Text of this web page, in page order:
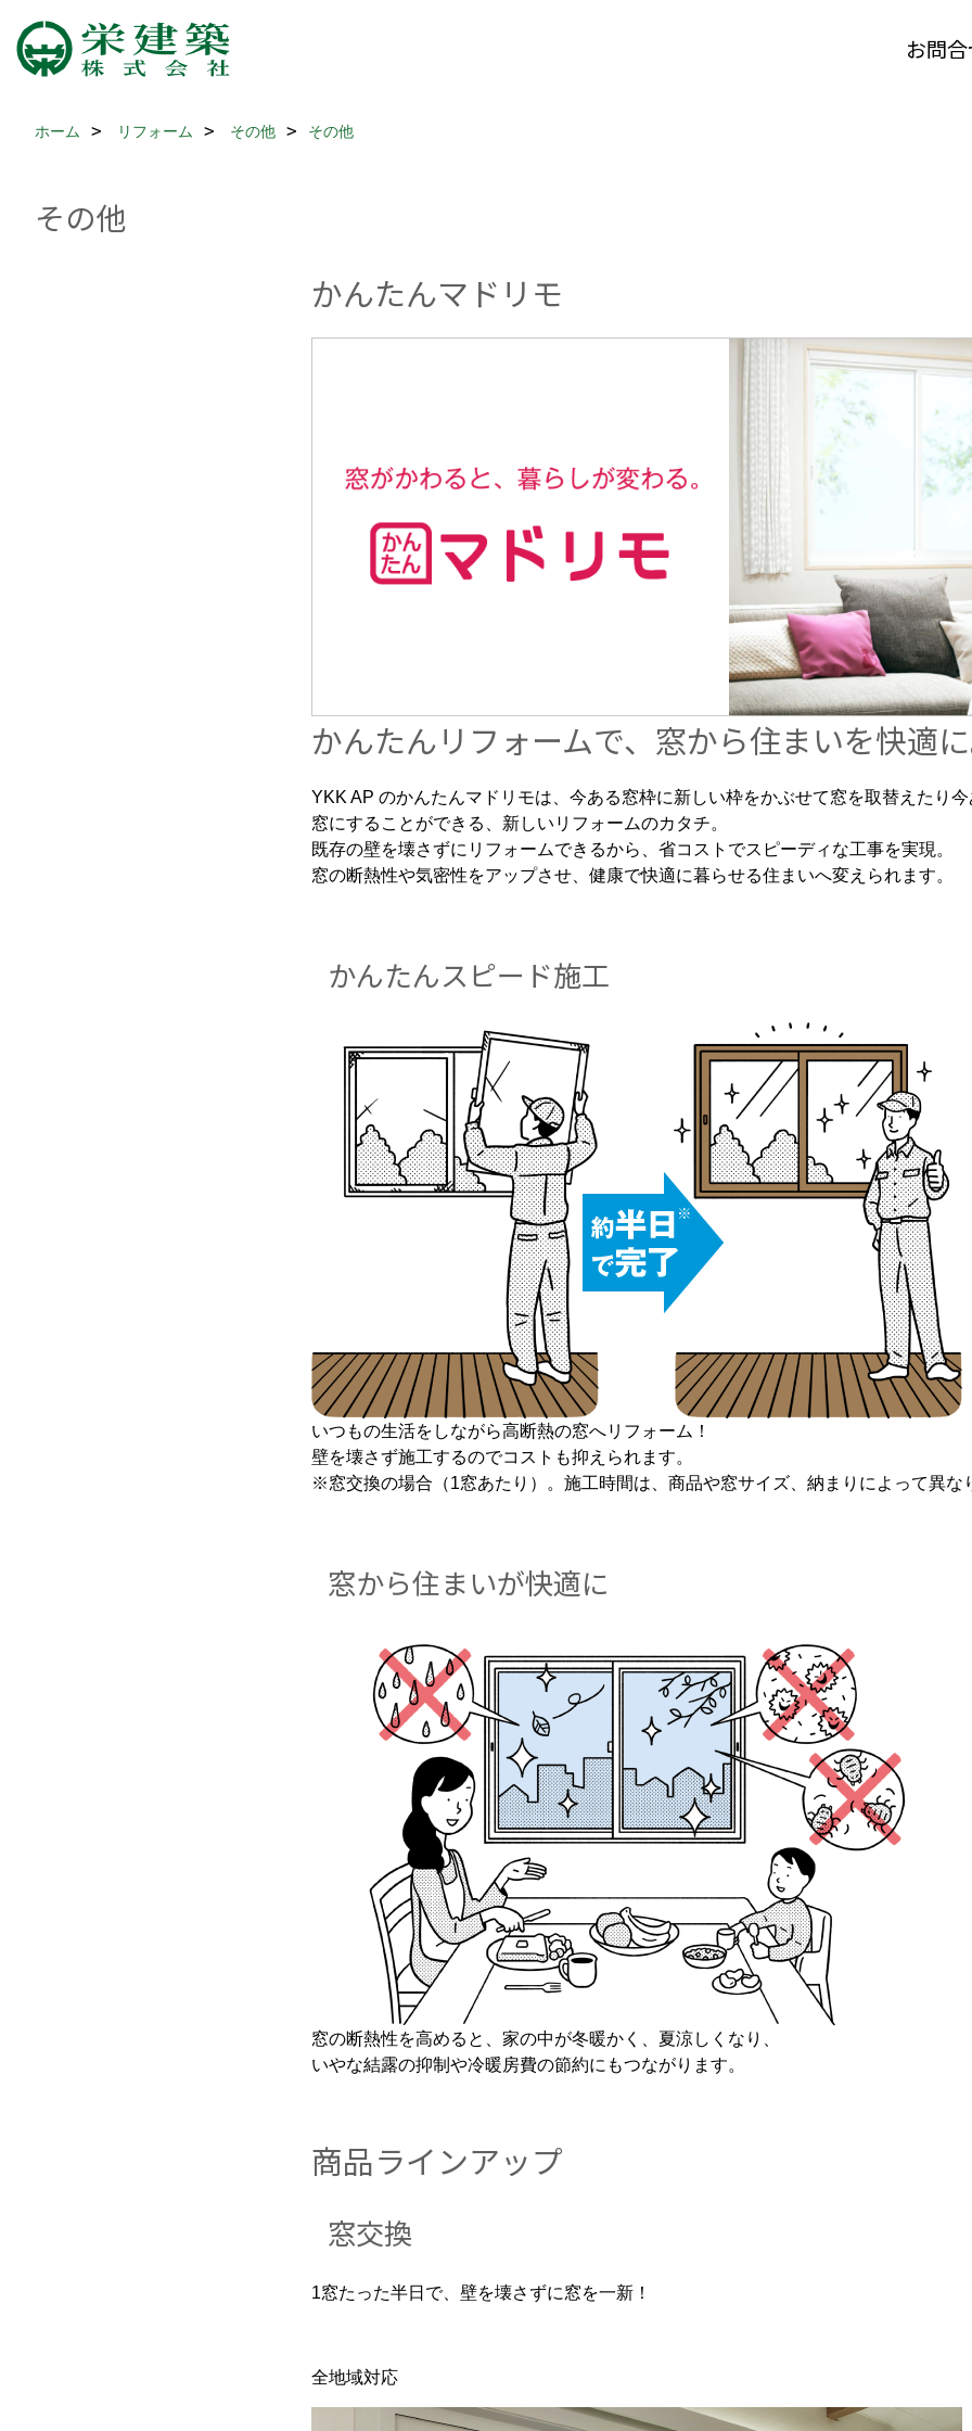
お問
ホーム リフォーム その他 その他
その他
かんたんマドリモ
かんたんリフォームで、窓から住まいを快適
YKK AP のかんたんマドリモは、今ある窓枠に新しい枠をかぶせて窓を取替えたり
窓にすることができる、新しいリフォームのカタチ。
既存の壁を壊さずにリフォームできるから、省コストでスピーディな工事を実現。
窓の断熱性や気密性をアップさせ、健康で快適に暮らせる住まいへ変えられます。
かんたんスピード施工
いつもの生活をしながら高断熱の窓へリフォーム！
壁を壊さず施工するのでコストも抑えられます。
※窓交換の場合（1窓あたり）。施工時間は、商品や窓サイズ、納まりによって異な
窓から住まいが快適に
窓の断熱性を高めると、家の中が冬暖かく、夏涼しくなり、
いやな結露の抑制や冷暖房費の節約にもつながります。
商品ラインアップ
窓交換
1窓たった半日で、壁を壊さずに窓を一新！
全地域対応